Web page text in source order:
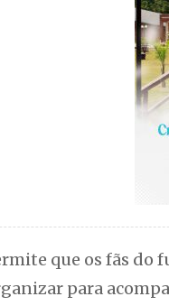
que os fãs do
para